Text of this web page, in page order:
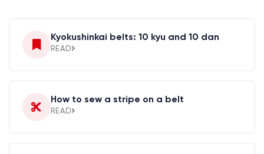
Kyokushinkai belts: 10 kyu and 10 dan
READ
How to sew a stripe on a belt
READ